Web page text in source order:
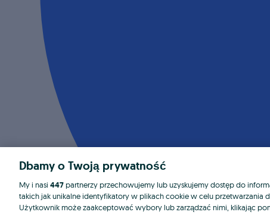
Dbamy o Twoją prywatność
My i nasi 447partnerzy przechowujemy lub uzyskujemy dostęp do
takich jak unikalne identyfikatory w plikach cookie w celu przetwarzania
Użytkownik może zaakceptować wybory lub zarządzać nimi, klikając